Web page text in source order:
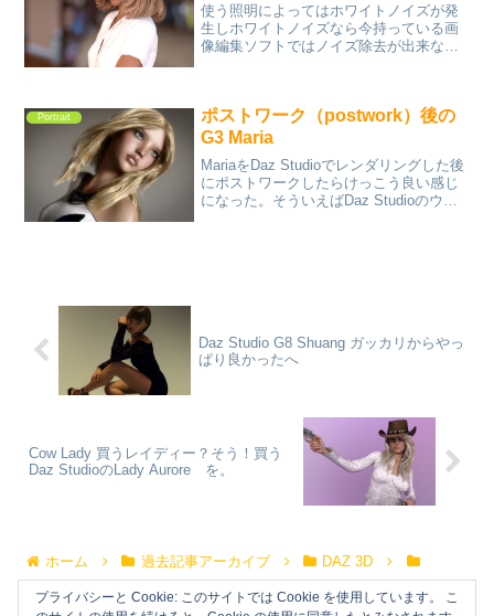
使う照明によってはホワイトノイズが発
生しホワイトノイズなら今持っている画
像編集ソフトではノイズ除去が出来な
Portrait
ポストワーク（postwork）後の
G3 Maria
MariaをDaz Studioでレンダリングした後
にポストワークしたらけっこう良い感じ
になった。そういえばDaz Studioのウェ
Daz Studio G8 Shuang ガッカリからやっ
ぱり良かったへ
Cow Lady 買うレイディー？そう！買う
Daz StudioのLady Aurore を。
ホーム 過去記事アーカイブ
DAZ 3D
Portrait
プライバシーと Cookie: このサイトでは Cookie を使用しています。 こ